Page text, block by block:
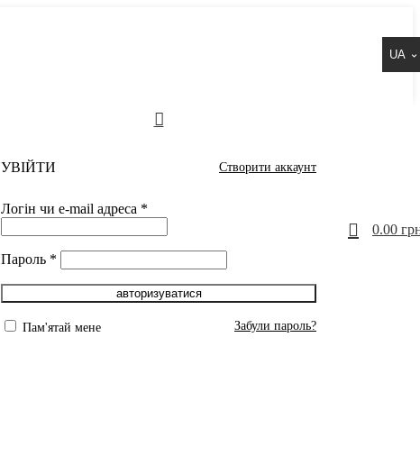
UA
УВІЙТИ Створити аккаунт
Логін чи e-mail адреса *
Пароль *
авторизуватися
Забули пароль?
Пам'ятай мене
0.00